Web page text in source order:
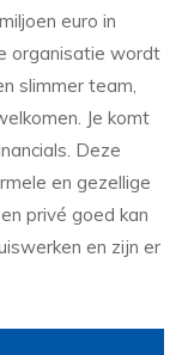
euro in
organisatie wordt
slimmer team,
Je komt
Deze
en gezellige
privé goed kan
en zijn er